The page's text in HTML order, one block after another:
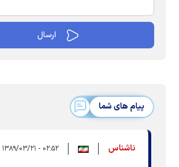
پیام های شما
ناشناس ۰۲:۵۲ - ۱۳۸۹/۰۳/۲۱